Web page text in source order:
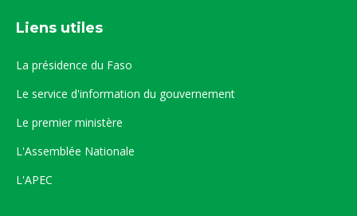
Liens utiles
La présidence du Faso
Le service d'information du gouvernement
Le premier ministère
L'Assemblée Nationale
L'APEC